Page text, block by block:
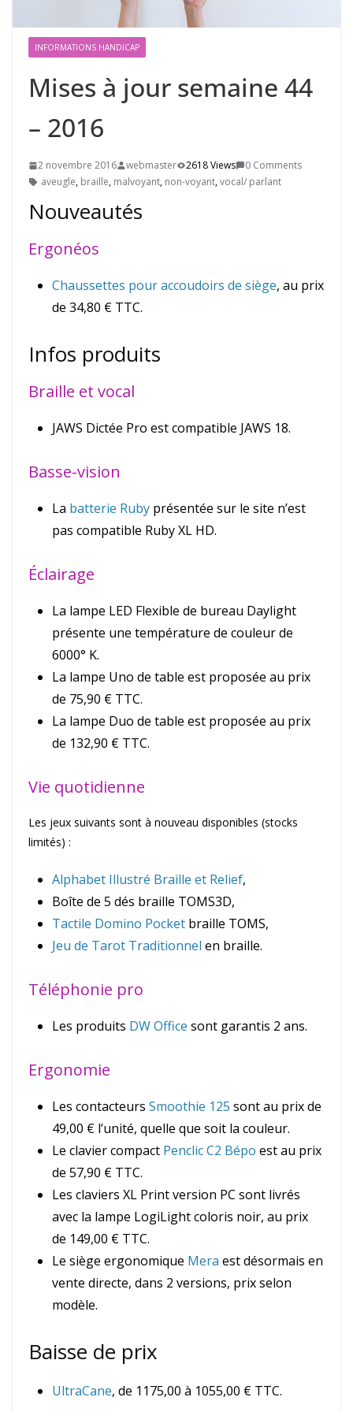
INFORMATIONS HANDICAP
Mises à jour semaine 44
– 2016
2 novembre 2016 webmaster 2618 Views
0 Comments
aveugle, braille, malvoyant, non-voyant,vocal/ parlant
Nouveautés
Ergonéos
Chaussettes pour accoudoirs de siège, au prix
de 34,80 € TTC.
Infos produits
Braille et vocal
JAWS Dictée Pro est compatible JAWS 18.
Basse-vision
La batterie Ruby présentée sur le site n’est
pas compatible Ruby XL HD.
Éclairage
La lampe LED Flexible de bureau Daylight
présente une température de couleur de
6000° K.
La lampe Uno de table est proposée au prix
de 75,90 € TTC.
La lampe Duo de table est proposée au prix
de 132,90 € TTC.
Vie quotidienne
Les jeux suivants sont à nouveau disponibles (stocks
limités) :
Alphabet Illustré Braille et Relief,
Boîte de 5 dés braille TOMS3D,
Tactile Domino Pocket braille TOMS,
Jeu de Tarot Traditionnel en braille.
Téléphonie pro
Les produits DW Office sont garantis 2 ans.
Ergonomie
Les contacteurs Smoothie 125 sont au prix de
49,00 € l’unité, quelle que soit la couleur.
Le clavier compact Penclic C2 Bépo est au prix
de 57,90 € TTC.
Les claviers XL Print version PC sont livrés
avec la lampe LogiLight coloris noir, au prix
de 149,00 € TTC.
Le siège ergonomique Mera est désormais en
vente directe, dans 2 versions, prix selon
modèle.
Baisse de prix
UltraCane, de 1175,00 à 1055,00 € TTC.